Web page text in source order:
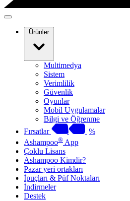
Ürünler
Multimedya
Sistem
Verimlilik
Güvenlik
Oyunlar
Mobil Uygulamalar
Bilgi ve Öğrenme
Fırsatlar
%
Ashampoo® App
Çoklu Lisans
Ashampoo Kimdir?
Pazar yeri ortakları
İpuçları & Püf Noktaları
İndirmeler
Destek